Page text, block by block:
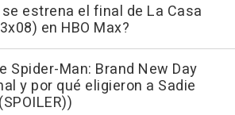
estrena el final de La Casa
en HBO Max?
Spider-Man: Brand New Day
y por qué eligieron a Sadie